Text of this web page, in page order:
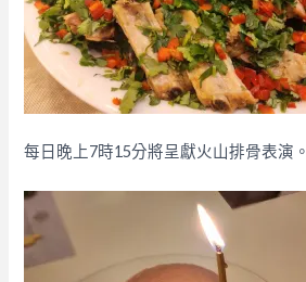
每日晚上7時15分將呈獻火山排骨表演。